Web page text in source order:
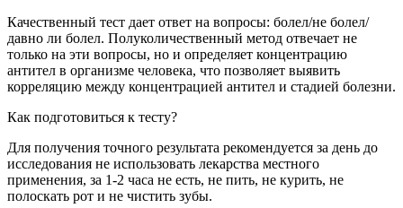
Качественный тест дает ответ на вопросы: болел/не болел/
давно ли болел. Полуколичественный метод отвечает не
только на эти вопросы, но и определяет концентрацию
антител в организме человека, что позволяет выявить
корреляцию между концентрацией антител и стадией болезни.
Как подготовиться к тесту?
Для получения точного результата рекомендуется за день до
исследования не использовать лекарства местного
применения, за 1-2 часа не есть, не пить, не курить, не
полоскать рот и не чистить зубы.